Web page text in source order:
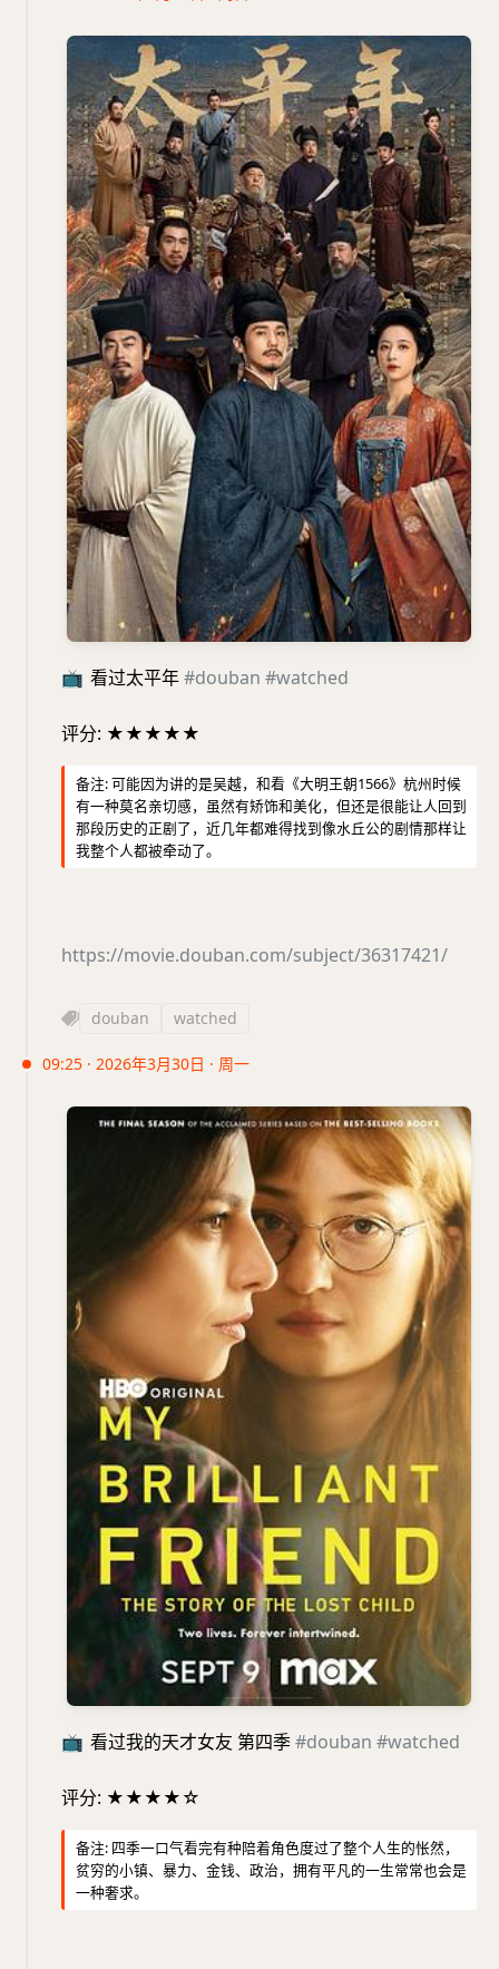
📺 看过太平年#douban #watched
评分: ★★★★★
备注: 可能因为讲的是吴越，和看《大明王朝1566》杭州时候
有一种莫名亲切感，虽然有矫饰和美化，但还是很能让人回到
那段历史的正剧了，近几年都难得找到像水丘公的剧情那样让
我整个人都被牵动了。
https://movie.douban.com/subject/36317421/
douban watched
09:25 · 2026年3月30日 · 周一
📺 看过我的天才女友 第四季#douban #watched
评分: ★★★★☆
备注: 四季一口气看完有种陪着角色度过了整个人生的怅然，
贫穷的小镇、暴力、金钱、政治，拥有平凡的一生常常也会是
一种奢求。